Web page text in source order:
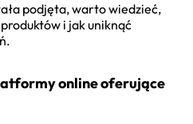
podjęta, warto wiedzieć,
i jak uniknąć
online oferujące